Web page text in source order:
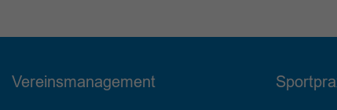
Vereinsmanagement